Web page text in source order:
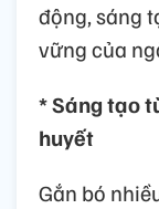
động, sáng
vững của
* Sáng tạo
huyết
Gắn bó